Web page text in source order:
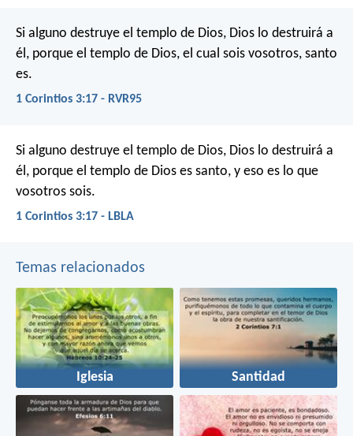
Si alguno destruye el templo de Dios, Dios lo destruirá a
él, porque el templo de Dios, el cual sois vosotros, santo
es.
1 Corintios 3:17 - RVR95
Si alguno destruye el templo de Dios, Dios lo destruirá a
él, porque el templo de Dios es santo, y eso es lo que
vosotros sois.
1 Corintios 3:17 - LBLA
Temas relacionados
Iglesia Santidad